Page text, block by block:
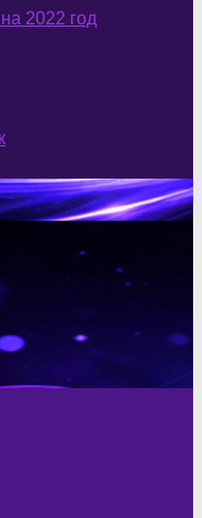
2022 год